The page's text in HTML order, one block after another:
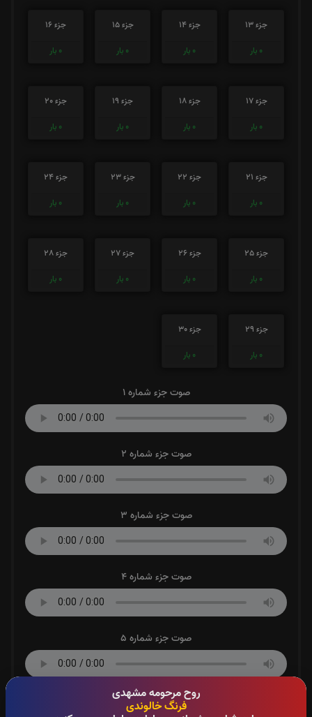
روح مرحومه مشهدی
فرنگ خالوندی
جزء 13
0 بار
جزء 14
0 بار
جزء 15
0 بار
جزء 16
0 بار
جزء 17
0 بار
جزء 18
0 بار
جزء 19
0 بار
جزء 20
0 بار
جزء 21
0 بار
جزء 22
0 بار
جزء 23
0 بار
جزء 24
0 بار
جزء 25
0 بار
جزء 26
0 بار
جزء 27
0 بار
جزء 28
0 بار
جزء 29
0 بار
جزء 30
0 بار
صوت جزء شماره 1
صوت جزء شماره 2
صوت جزء شماره 3
صوت جزء شماره 4
صوت جزء شماره 5
صوت جزء شماره 6